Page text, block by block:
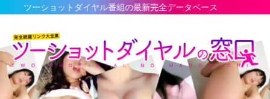
ットダイヤル番組の最新完全データベース